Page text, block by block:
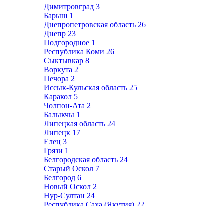
Димитровград 3
Барыш 1
Днепропетровская область 26
Днепр 23
Подгородное 1
Республика Коми 26
Сыктывкар 8
Воркута 2
Печора 2
Иссык-Кульская область 25
Каракол 5
Чолпон-Ата 2
Балыкчы 1
Липецкая область 24
Липецк 17
Елец 3
Грязи 1
Белгородская область 24
Старый Оскол 7
Белгород 6
Новый Оскол 2
Нур-Султан 24